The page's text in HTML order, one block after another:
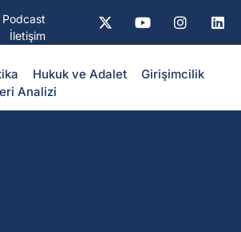
İletişim
⁠Hukuk ve Adalet
Girişimcilik
Analizi